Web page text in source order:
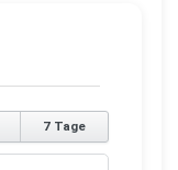
7 Tage